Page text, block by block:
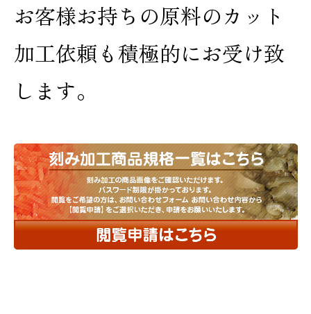
お客様お持ちの原料のカット
加工依頼も積極的にお受け致
します。